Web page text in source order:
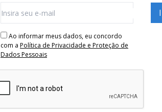
Ao informar meus dados, eu concordo
com a Política de Privacidade e Proteção de
Dados Pessoais